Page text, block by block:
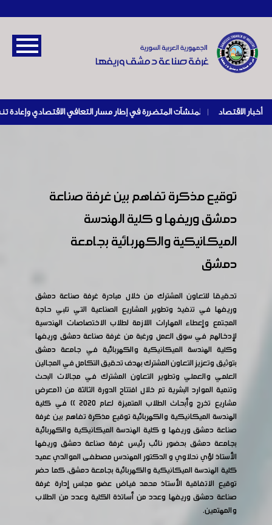
أخبار الاقتصاد |
توقيع مذكرة تفاهم بين غرفة صناعة
دمشق وريفها و كلية الهندسة
الميكانيكية والكهربائية بجامعة
دمشق
تحقيقا للتعاون المشترك من خلال مبادرة غرفة صناعة دمشق
وريفها في تنفيذ وتطوير المشاريع الصناعية التي تلبي حاجة
المجتمع وإعطاء المهارات اللازمة لطلاب الاختصاصات الهندسية
لإدخالهم في سوق العمل ورغبة من غرفة صناعة دمشق وريفها
وكلية الهندسة الميكانيكية والكهربائية في جامعة دمشق
بتوثيق وتعزيز التعاون المشترك بهدف تحقيق التكامل في المجالين
العلمي والعملي وتطوير التعاون المشترك في مجالات البحث
وتنمية الموارد البشرية تم خلال افتتاح الدورة الثالثة من ((معرض
مشاريع تخرج وأبحاث الطلاب المتميزة لعام 2020 )) في كلية
الهندسة الميكانيكية والكهربائية توقيع مذكرة تفاهم بين غرفة
صناعة دمشق وريفها و كلية الهندسة الميكانيكية والكهربائية
بجامعة دمشق بحضور نائب رئيس غرفة صناعة دمشق وريفها
الأستاذ لؤي نحلاوي و الدكتور المهندس مصطفى الموالدي عميد
كلية الهندسة الميكانيكية والكهربائية بجامعة دمشق، كما حضر
توقيع الاتفاقية الأستاذ محمد فياض عضو مجلس إدارة غرفة
صناعة دمشق وريفها وعدد من أساتذة الكلية وعدد من الطلاب
والمهتمين.